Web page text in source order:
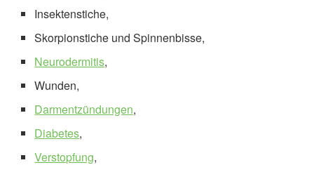
Insektenstiche,
Skorpionstiche und Spinnenbisse,
Neurodermitis,
Wunden,
Darmentzündungen,
Diabetes,
Verstopfung,